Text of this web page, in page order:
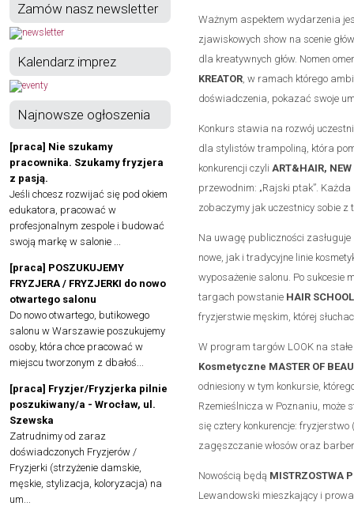
Zamów nasz newsletter
Kalendarz imprez
Najnowsze ogłoszenia
[praca] Nie szukamy
pracownika. Szukamy fryzjera
z pasją.
Jeśli chcesz rozwijać się pod okiem
edukatora, pracować w
profesjonalnym zespole i budować
swoją markę w salonie ...
[praca] POSZUKUJEMY
FRYZJERA / FRYZJERKI do nowo
otwartego salonu
Do nowo otwartego, butikowego
salonu w Warszawie poszukujemy
osoby, która chce pracować w
miejscu tworzonym z dbałoś...
[praca] Fryzjer/Fryzjerka pilnie
poszukiwany/a - Wrocław, ul.
Szewska
Zatrudnimy od zaraz
doświadczonych Fryzjerów /
Fryzjerki (strzyżenie damskie,
męskie, stylizacja, koloryzacja) na
um...
Ważnym aspektem wydarzenia
zjawiskowych show na scenie
dla kreatywnych głów. Nomen
KREATOR, w ramach którego
doświadczenia, pokazać swoje
Konkurs stawia na rozwój
dla stylistów trampoliną, która
konkurencji czyli ART&HAIR, NEW
przewodnim: „Rajski ptak”.
zobaczymy jak uczestnicy sobie z
Na uwagę publiczności
nowe, jak i tradycyjne linie
wyposażenie salonu. Po sukcesie
targach powstanie HAIR SCHOOL
fryzjerstwie męskim, której
W program targów LOOK na
Kosmetyczne MASTER OF
odniesiony w tym konkursie,
Rzemieślnicza w Poznaniu,
się cztery konkurencje:
zagęszczanie włosów oraz
Nowością będą MISTRZOSTWA
Lewandowski mieszkający i